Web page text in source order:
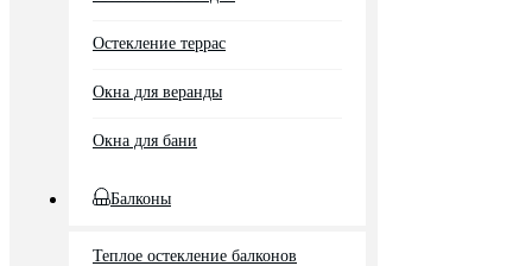
Остекление террас
Окна для веранды
Окна для бани
Балконы
Теплое остекление балконов